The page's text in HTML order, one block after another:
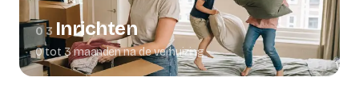
03 Inrichten
0 tot 3 maanden na de verhuizing